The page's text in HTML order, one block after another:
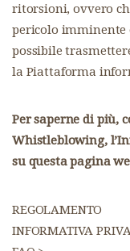
ritorsioni, ovvero
pericolo imminente
possibile
la Piattaforma
Per saperne di più,
Whistleblowing,
su questa pagina
REGOLAMENTO
INFORMATIVA